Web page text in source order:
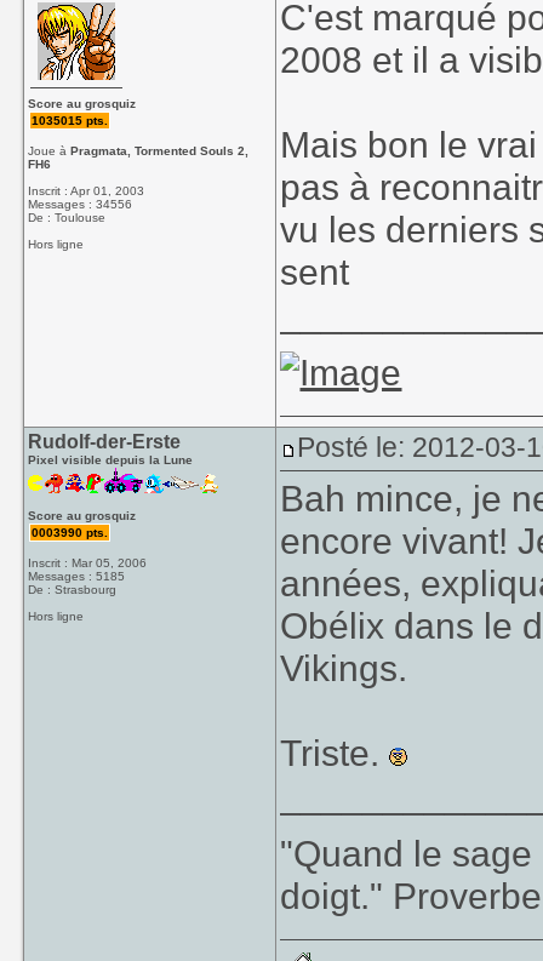
Score au grosquiz
1035015 pts.
Joue àPragmata, Tormented Souls 2,
FH6
Inscrit : Apr 01, 2003
Messages : 34556
De : Toulouse
Hors ligne
C'est marqué
2008 et il a
Mais bon le
pas à
vu les derniers
sent
Rudolf-der-Erste
Pixel visible depuis la Lune
Score au grosquiz
0003990 pts.
Inscrit : Mar 05, 2006
Messages : 5185
De : Strasbourg
Hors ligne
Posté le: 2012-03-
Bah mince, je
encore vivant!
années,
Obélix dans le
Vikings.
Triste.
"Quand le
doigt."